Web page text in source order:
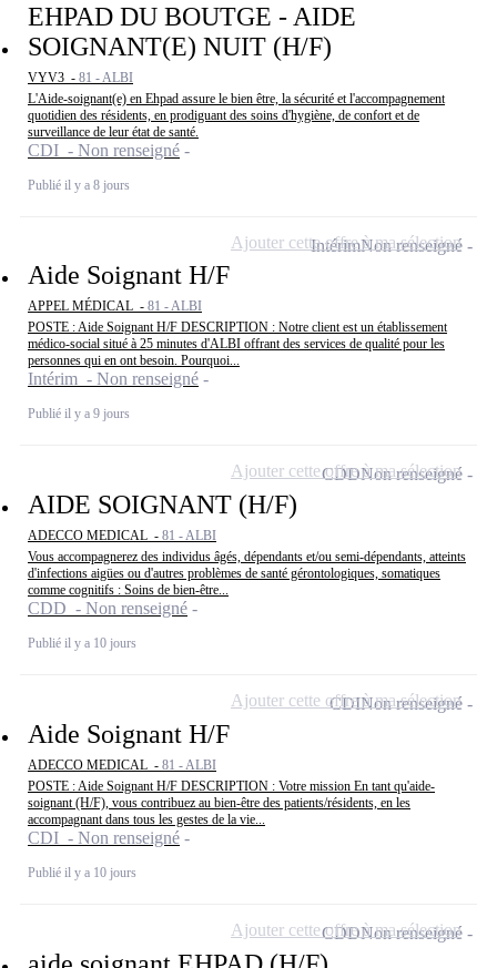
EHPAD DU BOUTGE - AIDE
SOIGNANT(E) NUIT (H/F)
VYV3 - 81 - ALBI
L'Aide-soignant(e) en Ehpad assure le bien être, la sécurité et l'accompagnement
quotidien des résidents, en prodiguant des soins d'hygiène, de confort et de
surveillance de leur état de santé.
CDI - Non renseigné
Publié il y a 8 jours
Aide Soignant H/F
APPEL MÉDICAL - 81 - ALBI
POSTE : Aide Soignant H/F DESCRIPTION : Notre client est un établissement
médico-social situé à 25 minutes d'ALBI offrant des services de qualité pour les
personnes qui en ont besoin. Pourquoi...
Intérim - Non renseigné
Publié il y a 9 jours
IntérimNon renseigné
Ajouter cette offre à ma sélection
AIDE SOIGNANT (H/F)
ADECCO MEDICAL - 81 - ALBI
Vous accompagnerez des individus âgés, dépendants et/ou semi-dépendants, atteints
d'infections aigües ou d'autres problèmes de santé gérontologiques, somatiques
comme cognitifs : Soins de bien-être...
CDD - Non renseigné
Publié il y a 10 jours
CDDNon renseigné
Ajouter cette offre à ma sélection
Aide Soignant H/F
ADECCO MEDICAL - 81 - ALBI
POSTE : Aide Soignant H/F DESCRIPTION : Votre mission En tant qu'aide-
soignant (H/F), vous contribuez au bien-être des patients/résidents, en les
accompagnant dans tous les gestes de la vie...
CDI - Non renseigné
Publié il y a 10 jours
CDINon renseigné
Ajouter cette offre à ma sélection
CDDNon renseigné
Ajouter cette offre à ma sélection